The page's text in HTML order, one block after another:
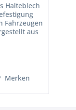
Halteblech
Fahrzeugen
aus
Merken